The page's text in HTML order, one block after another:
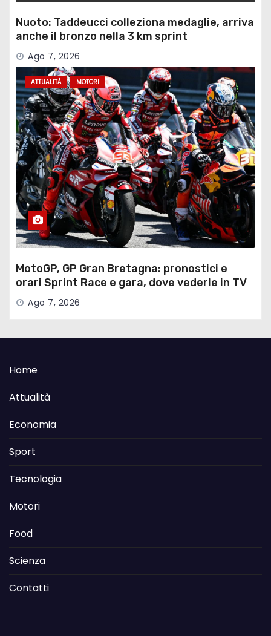
Nuoto: Taddeucci colleziona medaglie, arriva
anche il bronzo nella 3 km sprint
Ago 7, 2026
ATTUALITÀ MOTORI
MotoGP, GP Gran Bretagna: pronostici e
orari Sprint Race e gara, dove vederle in TV
Ago 7, 2026
Home
Attualità
Economia
Sport
Tecnologia
Motori
Food
Scienza
Contatti